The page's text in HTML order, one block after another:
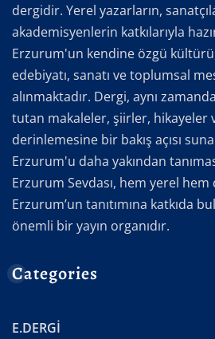
dergidir. Yerel yazarların,
akademisyenlerin katkılarıyla
Erzurum'un kendine özgü
edebiyatı, sanatı ve toplumsal
alınmaktadır. Dergi, aynı
tutan makaleler, şiirler, hikayeler
derinlemesine bir bakış açısı
Erzurum'u daha yakından
Erzurum Sevdası, hem yerel
Erzurum’un tanıtımına katkıda
önemli bir yayın organıdır.
Categories
E.DERGİ